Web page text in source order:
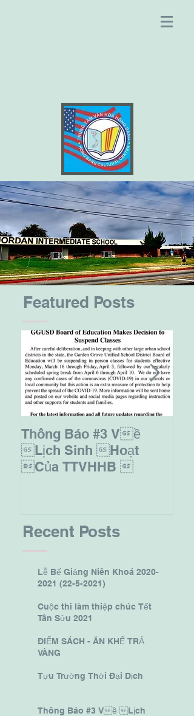
Featured Posts
Thông Báo #3 Về
Lịch Sinh Hoạt
Của TTVHHB
Recent Posts
Lễ Bế Giảng Niên Khoá 2020-
2021 (22-5-2021)
Cuộc thi làm thiệp chúc Tết
Tân Sửu 2021
ĐIỂM SÁCH - ĂN KHẾ TRẢ
VÀNG
Tựu Trường Thời Đại Dịch
Thông Báo #3 Về Lịch